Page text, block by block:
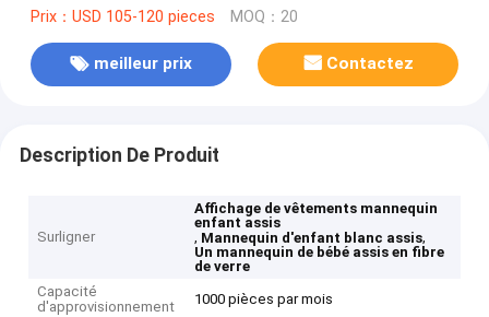
Prix：USD 105-120 pieces MOQ：20
meilleur prix Contactez
Description De Produit
Surligner
Affichage de vêtements mannequin
enfant assis
, Mannequin d'enfant blanc assis,
Un mannequin de bébé assis en fibre
de verre
Capacité
d'approvisionnement
1000 pièces par mois